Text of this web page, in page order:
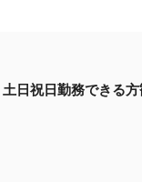
日祝日勤務できる